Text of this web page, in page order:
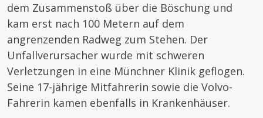
dem Zusammenstoß über die Böschung und
kam erst nach 100 Metern auf dem
angrenzenden Radweg zum Stehen. Der
Unfallverursacher wurde mit schweren
Verletzungen in eine Münchner Klinik geflogen.
Seine 17-jährige Mitfahrerin sowie die Volvo-
Fahrerin kamen ebenfalls in Krankenhäuser.